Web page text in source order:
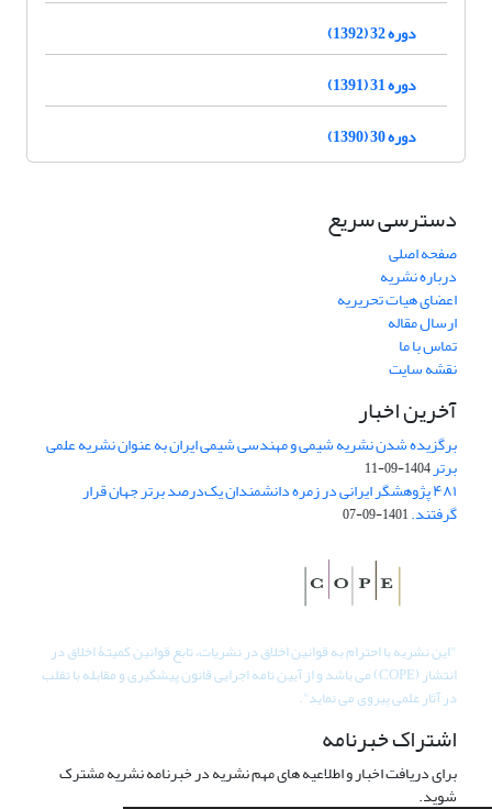
دوره 32 (1392)
دوره 31 (1391)
دوره 30 (1390)
دسترسی سریع
صفحه اصلی
درباره نشریه
اعضای هیات تحریریه
ارسال مقاله
تماس با ما
نقشه سایت
آخرین اخبار
برگزیده شدن نشریه شیمی و مهندسی شیمی ایران به عنوان نشریه علمی
برتر1404-09-11
۴۸۱ پژوهشگر ایرانی در زمره دانشمندان یک‌درصد برتر جهان قرار
گرفتند.1401-09-07
"این نشریه با احترام به قوانین اخلاق در نشریات، تابع قوانین کمیتۀ اخلاق در
انتشار (COPE) می باشد و از آیین نامه اجرایی قانون پیشگیری و مقابله با تقلب
در آثار علمی پیروی می نماید".
اشتراک خبرنامه
برای دریافت اخبار و اطلاعیه های مهم نشریه در خبرنامه نشریه مشترک
شوید.